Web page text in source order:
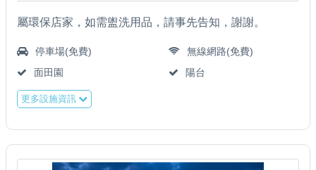
屬環保店家，如需盥洗用品，請事先告知，謝謝。
停車場(免費)
無線網路(免費)
面田園
陽台
更多設施資訊